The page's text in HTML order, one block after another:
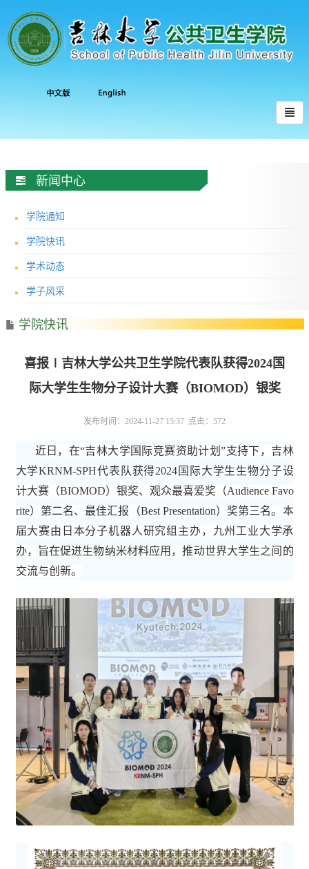
新闻中心
学院通知
学院快讯
学术动态
学子风采
学院快讯
喜报∣吉林大学公共卫生学院代表队获得2024国
际大学生生物分子设计大赛（BIOMOD）银奖
发布时间：2024-11-27 15:37 点击： 572
近日，在“吉林大学国际竞赛资助计划”支持下，吉林
大学KRNM-SPH代表队获得2024 国际大学生生物分子设
计大赛（BIOMOD）银奖、 观众最喜爱奖（Audience Favo
rite）第二名、最佳汇报（Best Presentation）奖第三名。本
届大赛由日本分子机器人研究组主办，九州工业大学承
办，旨在促进生物纳米材料应用，推动世界大学生之间的
交流与创新。